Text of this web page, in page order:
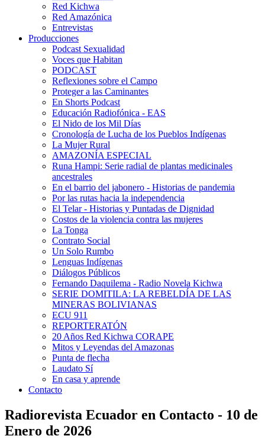
Red Kichwa
Red Amazónica
Entrevistas
Producciones
Podcast Sexualidad
Voces que Habitan
PODCAST
Reflexiones sobre el Campo
Proteger a las Caminantes
En Shorts Podcast
Educación Radiofónica - EAS
El Nido de los Mil Días
Cronología de Lucha de los Pueblos Indígenas
La Mujer Rural
AMAZONÍA ESPECIAL
Runa Hampi: Serie radial de plantas medicinales
ancestrales
En el barrio del jabonero - Historias de pandemia
Por las rutas hacia la independencia
El Telar - Historias y Puntadas de Dignidad
Costos de la violencia contra las mujeres
La Tonga
Contrato Social
Un Solo Rumbo
Lenguas Indígenas
Diálogos Públicos
Fernando Daquilema - Radio Novela Kichwa
SERIE DOMITILA: LA REBELDÍA DE LAS
MINERAS BOLIVIANAS
ECU 911
REPORTERATÓN
20 Años Red Kichwa CORAPE
Mitos y Leyendas del Amazonas
Punta de flecha
Laudato Sí
En casa y aprende
Contacto
Radiorevista Ecuador en Contacto - 10 de
Enero de 2026